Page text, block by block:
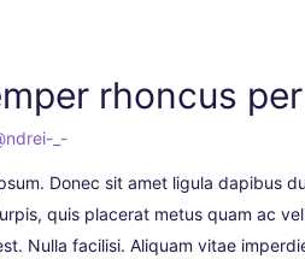
rhoncus
_-
Donec sit amet ligula dapibus
quis placerat metus quam ac
Nulla facilisi. Aliquam vitae